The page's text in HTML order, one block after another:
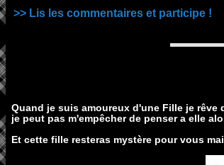
>> Lis les commentaires et participe !
Quand je suis amoureux d'une Fille je rêve
je peut pas m'empêcher de penser a elle
Et cette fille resteras mystère pour vous